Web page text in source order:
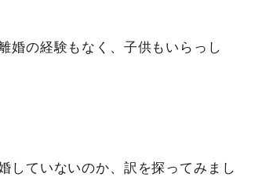
婚の経験もなく、子供もいらっし
していないのか、訳を探ってみまし